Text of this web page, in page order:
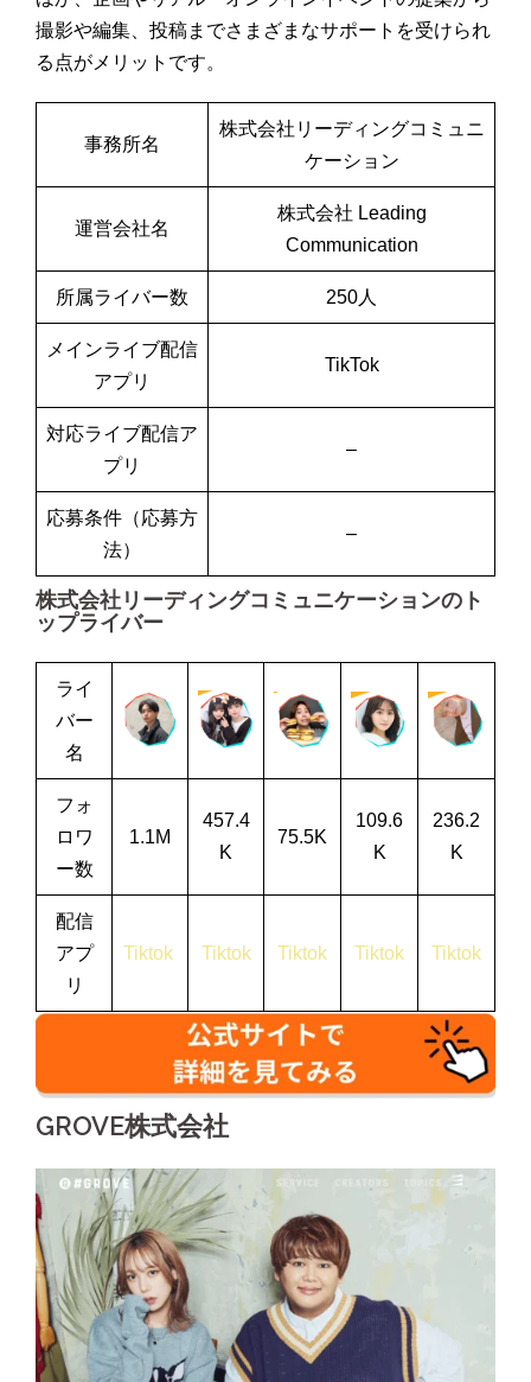
撮影や編集、投稿までさまざまなサポートを受けられ
る点がメリットです。
事務所名
株式会社リーディングコミュニ
ケーション
運営会社名
株式会社 Leading
Communication
所属ライバー数 250人
メインライブ配信
アプリ
TikTok
対応ライブ配信ア
プリ
–
応募条件（応募方
法）
–
株式会社リーディングコミュニケーションのト
ップライバー
ライ
バー
名
フォ
ロワ
ー数
1.1M
457.4
K
75.5K
109.6
K
236.2
K
配信
アプ
リ
Tiktok Tiktok Tiktok Tiktok Tiktok
GROVE株式会社